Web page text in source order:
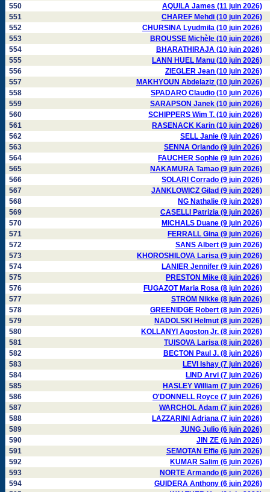
550
AQUILA James (11 juin 2026)
551
CHAREF Mehdi (10 juin 2026)
552
CHURSINA Lyudmila (10 juin 2026)
553
BROUSSE Michèle (10 juin 2026)
554
BHARATHIRAJA (10 juin 2026)
555
LANN HUEL Manu (10 juin 2026)
556
ZIEGLER Jean (10 juin 2026)
557
MAKHYOUN Abdelaziz (10 juin 2026)
558
SPADARO Claudio (10 juin 2026)
559
SARAPSON Janek (10 juin 2026)
560
SCHIPPERS Wim T. (10 juin 2026)
561
RASENACK Karin (10 juin 2026)
562
SELL Janie (9 juin 2026)
563
SENNA Orlando (9 juin 2026)
564
FAUCHER Sophie (9 juin 2026)
565
NAKAMURA Tamao (9 juin 2026)
566
SOLARI Corrado (9 juin 2026)
567
JANKLOWICZ Gilad (9 juin 2026)
568
NG Nathalie (9 juin 2026)
569
CASELLI Patrizia (9 juin 2026)
570
MICHALS Duane (9 juin 2026)
571
FERRALL Gina (9 juin 2026)
572
SANS Albert (9 juin 2026)
573
KHOROSHILOVA Larisa (9 juin 2026)
574
LANIER Jennifer (9 juin 2026)
575
PRESTON Mike (8 juin 2026)
576
FUGAZOT Maria Rosa (8 juin 2026)
577
STRÖM Nikke (8 juin 2026)
578
GREENIDGE Robert (8 juin 2026)
579
NADOLSKI Helmut (8 juin 2026)
580
KOLLANYI Agoston Jr. (8 juin 2026)
581
TUISOVA Larisa (8 juin 2026)
582
BECTON Paul J. (8 juin 2026)
583
LEVI Ishay (7 juin 2026)
584
LIND Arvi (7 juin 2026)
585
HASLEY William (7 juin 2026)
586
O'DONNELL Royce (7 juin 2026)
587
WARCHOL Adam (7 juin 2026)
588
LAZZARINI Adriana (7 juin 2026)
589
JUNG Julio (6 juin 2026)
590
JIN ZE (6 juin 2026)
591
SEMOTAN Elfie (6 juin 2026)
592
KUMAR Salim (6 juin 2026)
593
NORTE Armando (6 juin 2026)
594
GUIDERA Anthony (6 juin 2026)